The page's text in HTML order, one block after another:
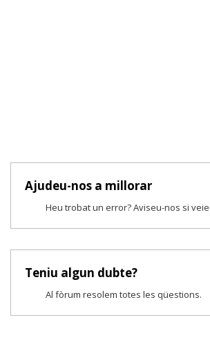
Ajudeu-nos a millorar
Heu trobat un error? Aviseu-nos si
Teniu algun dubte?
Al fòrum resolem totes les qüestions.